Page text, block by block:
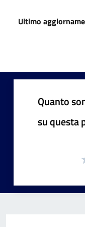
Ultimo
Quanto
su questa